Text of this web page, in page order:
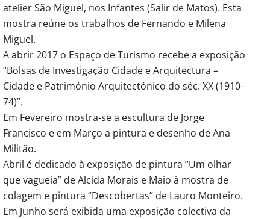
atelier São Miguel, nos Infantes (Salir de Matos). Esta
mostra reúne os trabalhos de Fernando e Milena
Miguel.
A abrir 2017 o Espaço de Turismo recebe a exposição
“Bolsas de Investigação Cidade e Arquitectura –
Cidade e Património Arquitectónico do séc. XX (1910-
74)”.
Em Fevereiro mostra-se a escultura de Jorge
Francisco e em Março a pintura e desenho de Ana
Militão.
Abril é dedicado à exposição de pintura “Um olhar
que vagueia” de Alcida Morais e Maio à mostra de
colagem e pintura “Descobertas” de Lauro Monteiro.
Em Junho será exibida uma exposição colectiva da